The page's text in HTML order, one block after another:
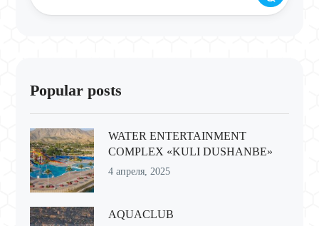
Popular posts
WATER ENTERTAINMENT
COMPLEX «KULI DUSHANBE»
4 апреля, 2025
AQUACLUB